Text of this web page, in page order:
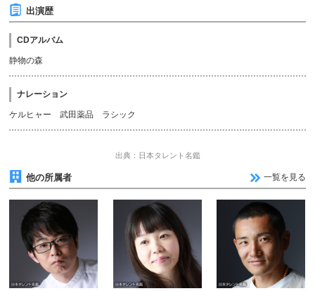
出演歴
CDアルバム
静物の森
ナレーション
ケルヒャー 武田薬品 ラシック
出典：日本タレント名鑑
他の所属者 一覧を見る